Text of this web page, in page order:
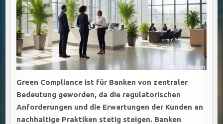
Green Compliance ist für Banken von zentraler
Bedeutung geworden, da die regulatorischen
Anforderungen und die Erwartungen der Kunden an
nachhaltige Praktiken stetig steigen. Banken